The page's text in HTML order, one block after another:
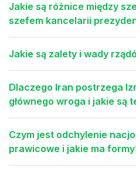
Jakie są różnice między
szefem kancelarii
Jakie są zalety i wady
Dlaczego Iran postrzega
głównego wroga i jakie są
Czym jest odchylenie
prawicowe i jakie ma